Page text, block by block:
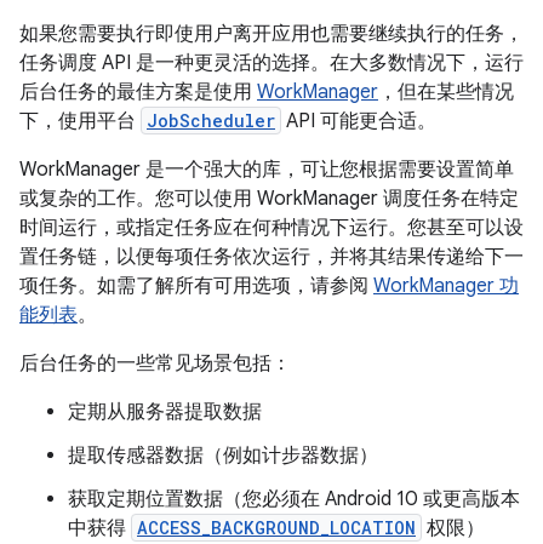
如果您需要执行即使用户离开应用也需要继续执行的任务，
任务调度 API 是一种更灵活的选择。在大多数情况下，运行
后台任务的最佳方案是使用 WorkManager ，但在某些情况
下，使用平台
JobScheduler API 可能更合适。
WorkManager 是一个强大的库，可让您根据需要设置简单
或复杂的工作。您可以使用 WorkManager 调度任务在特定
时间运行，或指定任务应在何种情况下运行。您甚至可以设
置任务链，以便每项任务依次运行，并将其结果传递给下一
项任务。如需了解所有可用选项，请参阅 WorkManager 功
能列表。
后台任务的一些常见场景包括：
定期从服务器提取数据
提取传感器数据（例如计步器数据）
获取定期位置数据（您必须在 Android 10 或更高版本
中获得 ACCESS_BACKGROUND_LOCATION 权限）